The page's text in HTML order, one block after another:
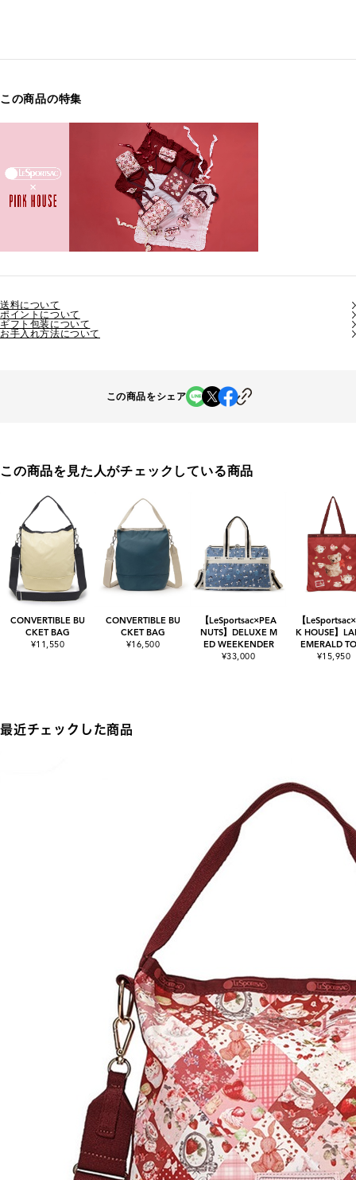
この商品の特集
送料について
ポイントについて
ギフト包装について
お手入れ方法について
この商品をシェア
この商品を見た人がチェックしている商品
CONVERTIBLE BU
CKET BAG
¥11,550
CONVERTIBLE BU
CKET BAG
¥16,500
【LeSportsac×PEA
NUTS】DELUXE M
ED WEEKENDER
¥33,000
【
K HOUSE】
EMERALD
¥15,950
最近チェックした商品